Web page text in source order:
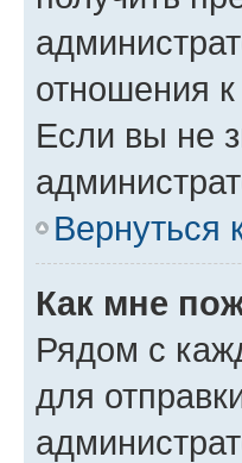
отношения
Если вы не
Вернуться
Как мне
Рядом с
для